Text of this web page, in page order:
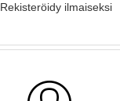
Rekisteröidy ilmaiseksi